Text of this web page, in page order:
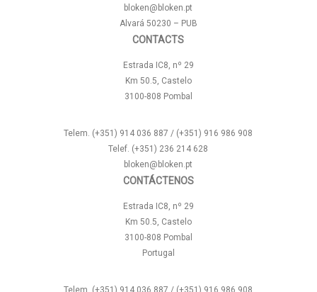
bloken@bloken.pt
Alvará 50230 – PUB
CONTACTS
Estrada IC8, nº 29
Km 50.5, Castelo
3100-808 Pombal
Telem. (+351) 914 036 887 / (+351) 916 986 908
Telef. (+351) 236 214 628
bloken@bloken.pt
CONTÁCTENOS
Estrada IC8, nº 29
Km 50.5, Castelo
3100-808 Pombal
Portugal
Telem. (+351) 914 036 887 / (+351) 916 986 908